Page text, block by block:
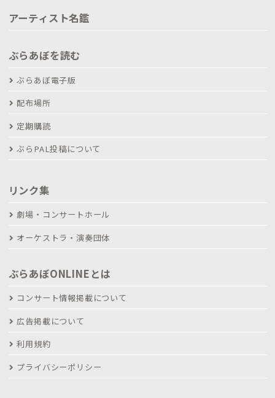
アーティスト名鑑
ぶらあぼを読む
ぶらあぼ電子版
配布場所
定期購読
ぶらPAL投稿について
リンク集
劇場・コンサートホール
オーケストラ・演奏団体
ぶらあぼONLINEとは
コンサート情報掲載について
広告掲載について
利用規約
プライバシーポリシー